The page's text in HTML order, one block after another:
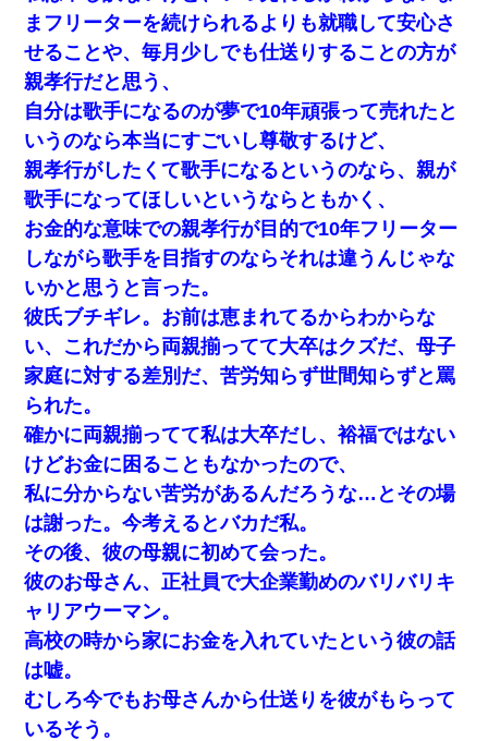
まフリーターを続けられるよりも就職して安心さ
せることや、毎月少しでも仕送りすることの方が
親孝行だと思う、
自分は歌手になるのが夢で10年頑張って売れたと
いうのなら本当にすごいし尊敬するけど、
親孝行がしたくて歌手になるというのなら、親が
歌手になってほしいというならともかく、
お金的な意味での親孝行が目的で10年フリーター
しながら歌手を目指すのならそれは違うんじゃな
いかと思うと言った。
彼氏ブチギレ。お前は恵まれてるからわからな
い、これだから両親揃ってて大卒はクズだ、母子
家庭に対する差別だ、苦労知らず世間知らずと罵
られた。
確かに両親揃ってて私は大卒だし、裕福ではない
けどお金に困ることもなかったので、
私に分からない苦労があるんだろうな…とその場
は謝った。今考えるとバカだ私。
その後、彼の母親に初めて会った。
彼のお母さん、正社員で大企業勤めのバリバリキ
ャリアウーマン。
高校の時から家にお金を入れていたという彼の話
は嘘。
むしろ今でもお母さんから仕送りを彼がもらって
いるそう。